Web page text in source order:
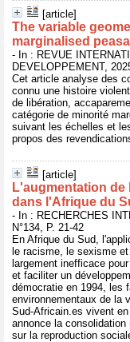
[article]
The variable
marginalised
- In : REVUE
DEVELOPPEMENT,
Cet article analyse des
connu une histoire
de libération,
catégorie de minorité
suivant les échelles et
propos des
[article]
L'augmentation
dans l'Afrique du
- In : RECHERCHES
N°134, P. 21-42
En Afrique du Sud,
le racisme, le sexisme
largement inefficace
et faciliter un
démocratie en 1994, les
environnementaux de la
Sud-Africain.es vivent
annonce la
sur la reproduction